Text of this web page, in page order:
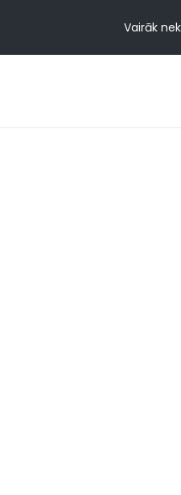
Vairāk